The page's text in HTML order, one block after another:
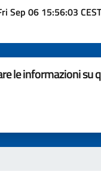
Sep 06 15:56:03
le informazioni su
5 stelle su 5
stelle su 5
su 5
5